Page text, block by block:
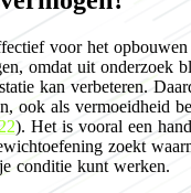
voor het opbouwen
omdat uit onderzoek
kan verbeteren.
ook als vermoeidheid
). Het is vooral een
zoekt
conditie kunt werken.